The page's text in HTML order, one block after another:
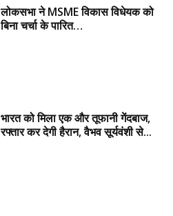
लोकसभा ने MSME विकास विधेयक को
बिना चर्चा के पारित…
भारत को मिला एक और तूफानी गेंदबाज,
रफ्तार कर देगी हैरान, वैभव सूर्यवंशी से...